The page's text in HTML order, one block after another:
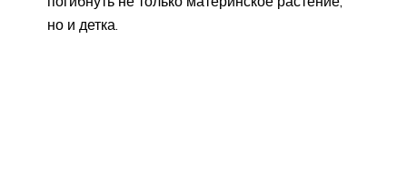
но и детка.